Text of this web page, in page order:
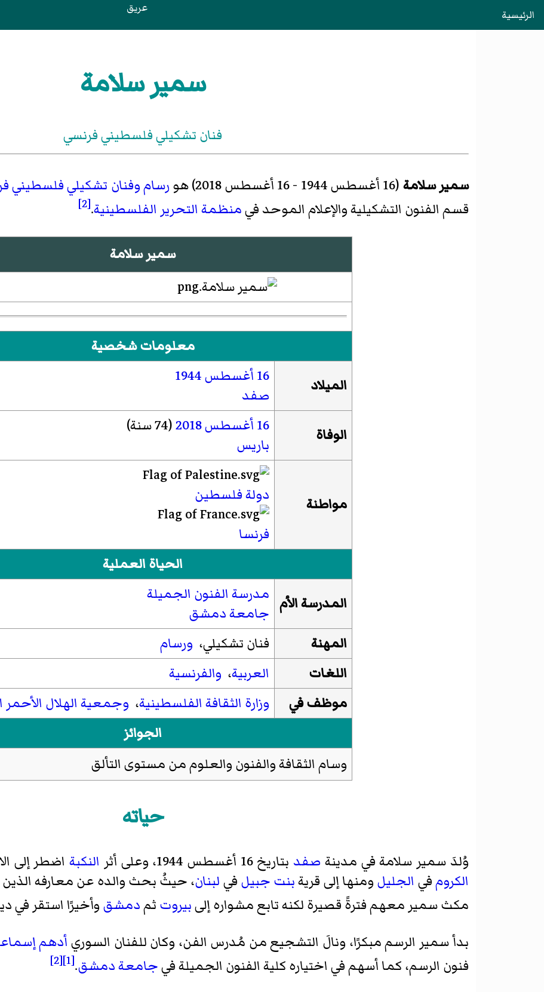
الرئيسية عريق
سمير سلامة
فنان تشكيلي فلسطيني فرنسي
سمير سلامة (16 أغسطس 1944 - 16 أغسطس 2018) هو رساموفنان تشكيليفلسطيني
قسم الفنون التشكيلية والإعلام الموحد فيمنظمة التحرير الفلسطينية.
[2]
سمير سلامة
معلومات شخصية
الميلاد
16 أغسطس
1944
صفد
الوفاة
16 أغسطس 2018(74 سنة)
باريس
مواطنة
دولة فلسطين
فرنسا
الحياة العملية
المدرسة الأم مدرسة الفنون الجميلة
جامعة دمشق
المهنة
فنان تشكيلي، ورسام
اللغات
العربية، والفرنسية
موظف في
وزارة الثقافة الفلسطينية، وجمعية الهلال
الجوائز
وسام الثقافة والفنون والعلوم من مستوى التألق
حياته
وُلدَ سمير سلامة في مدينة صفد بتاريخ 16 أغسطس 1944، وعلى أثر النكبةاضطر إلى
الكرومفي الجليل ومنها إلى قريةبنت جبيل في لبنان، حيثُ بحث والده عن معارفه
مكث سمير معهم فترةً قصيرة لكنه تابع مشواره إلىبيروت ثمدمشق وأخيرًا استقر في
بدأ سمير الرسم مبكرًا، ونالَ التشجيع من مُدرس الفن، وكان للفنان السوري أدهم
فنون الرسم، كما أسهم في اختياره كلية الفنون الجميلة فيجامعة دمشق.
[1]
[2]